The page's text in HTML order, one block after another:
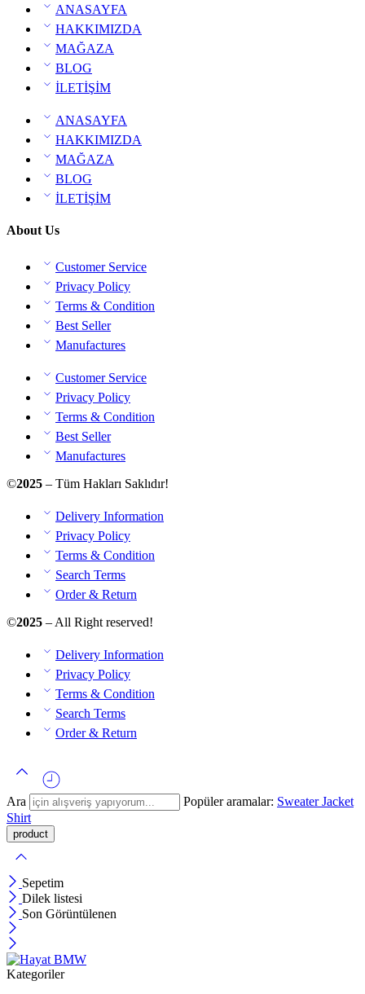
ANASAYFA
HAKKIMIZDA
MAĞAZA
BLOG
İLETİŞİM
ANASAYFA
HAKKIMIZDA
MAĞAZA
BLOG
İLETİŞİM
About Us
Customer Service
Privacy Policy
Terms & Condition
Best Seller
Manufactures
Customer Service
Privacy Policy
Terms & Condition
Best Seller
Manufactures
©2025 – Tüm Hakları Saklıdır!
Delivery Information
Privacy Policy
Terms & Condition
Search Terms
Order & Return
©2025 – All Right reserved!
Delivery Information
Privacy Policy
Terms & Condition
Search Terms
Order & Return
Ara Popüler aramalar: SweaterJacket
Shirt
Sepetim
Dilek listesi
Son Görüntülenen
Kategoriler